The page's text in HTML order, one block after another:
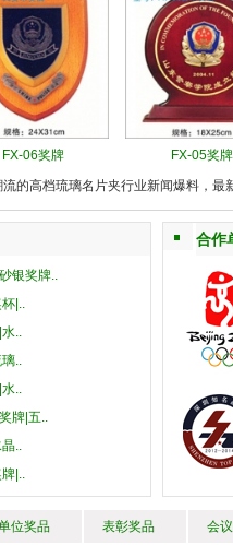
FX-06奖牌 FX-05奖牌
流的高档琉璃名片夹行业新闻爆料，最
银奖牌..
|..
..
..
..
牌|五..
..
|..
合作
位奖品 表彰奖品 会